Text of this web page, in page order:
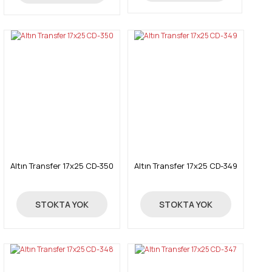
Altın Transfer 17x25 CD-350
4,05 TL
STOKTA YOK
Altın Transfer 17x25 CD-349
4,05 TL
STOKTA YOK